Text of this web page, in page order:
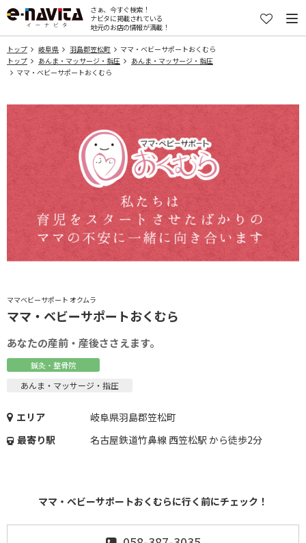
さぁ、今すぐ検索！
ナビタに掲載されている
地元のお店の情報が満載！
トップ 岐阜県 羽島郡笠松町
ママ・ベビーサポートおくむら
トップ
あんま・マッサージ・指圧
あんま・マッサージ・指圧
ママ・ベビーサポートおくむら
ママベビーサポート オクムラ
ママ・ベビーサポートおくむら
あなたの産前・産後ささえます。
鍼灸・整骨院
あんま・マッサージ・指圧
エリア
岐阜県羽島郡笠松町
最寄り駅
名古屋鉄道竹鼻線 西笠松駅 から徒歩2分
ママ・ベビーサポートおくむらに行く前にチェック！